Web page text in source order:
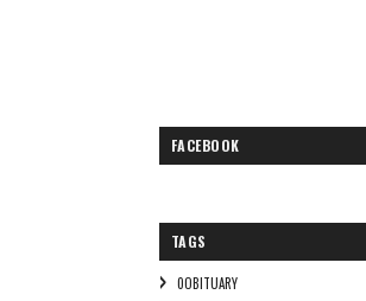
FACEBOOK
TAGS
0OBITUARY